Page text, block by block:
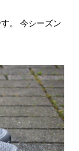
。 今シーズン